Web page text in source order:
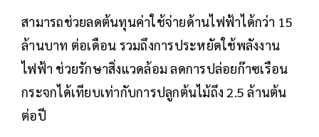
สามารถช่วยลดต้นทุนค่าใช้จ่ายด้านไฟฟ้าได้กว่า 15
ล้านบาท ต่อเดือน รวมถึงการประหยัดใช้พลังงาน
ไฟฟ้า ช่วยรักษาสิ่งแวดล้อม ลดการปล่อยก๊าซเรือน
กระจกได้เทียบเท่ากับการปลูกต้นไม้ถึง 2.5 ล้านต้น
ต่อปี